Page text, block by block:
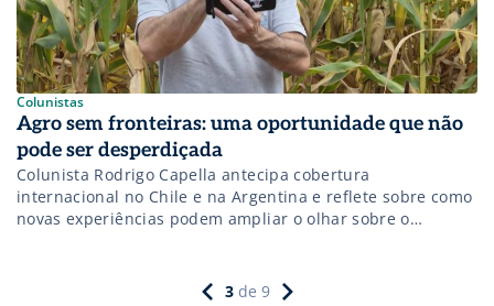
Colunistas
Agro sem fronteiras: uma oportunidade que não
pode ser desperdiçada
Colunista Rodrigo Capella antecipa cobertura
internacional no Chile e na Argentina e reflete sobre como
novas experiências podem ampliar o olhar sobre o
3 de 9